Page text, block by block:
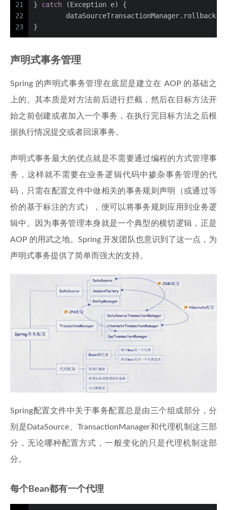
21
22
23
} catch (Exception e) {
}
声明式事务管理
Spring 的声明式事务管理在底层是建立在 AOP 的基础之
上的。其本质是对方法前后进行拦截，然后在目标方法开
始之前创建或者加入一个事务，在执行完目标方法之后根
据执行情况提交或者回滚事务。
声明式事务最大的优点就是不需要通过编程的方式管理事
务，这样就不需要在业务逻辑代码中掺杂事务管理的代
码，只需在配置文件中做相关的事务规则声明（或通过等
价的基于标注的方式），便可以将事务规则应用到业务逻
辑中。因为事务管理本身就是一个典型的横切逻辑，正是
AOP 的用武之地。Spring 开发团队也意识到了这一点，为
声明式事务提供了简单而强大的支持。
Spring配置文件中关于事务配置总是由三个组成部分，分
别是DataSource、TransactionManager和代理机制这三部
分，无论哪种配置方式，一般变化的只是代理机制这部
分。
每个Bean都有一个代理